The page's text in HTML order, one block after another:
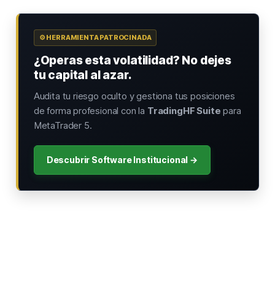
⚙️ HERRAMIENTA PATROCINADA
¿Operas esta volatilidad? No dejes
tu capital al azar.
Audita tu riesgo oculto y gestiona tus posiciones
de forma profesional con la TradingHF Suite para
MetaTrader 5.
Descubrir Software Institucional →